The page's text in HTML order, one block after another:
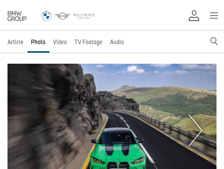
Article Photo Video TV Footage Audio